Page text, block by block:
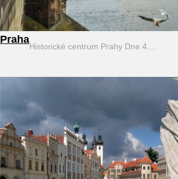
Praha
Historické centrum Prahy Dne 4.…